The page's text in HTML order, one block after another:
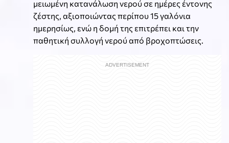
μειωμένη κατανάλωση νερού σε ημέρες έντονης
ζέστης, αξιοποιώντας περίπου 15 γαλόνια
ημερησίως, ενώ η δομή της επιτρέπει και την
παθητική συλλογή νερού από βροχοπτώσεις.